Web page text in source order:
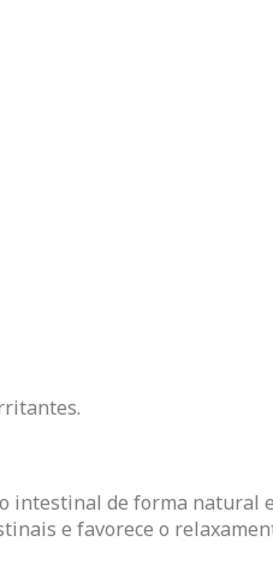
de forma natural e
e favorece o